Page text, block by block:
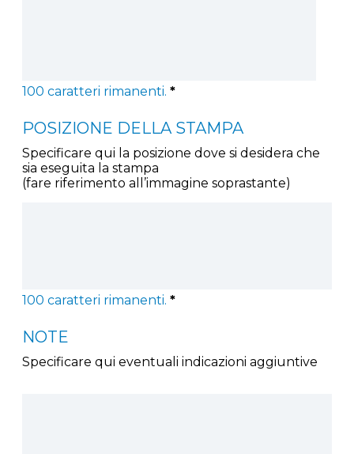
100 caratteri rimanenti. *
POSIZIONE DELLA STAMPA
Specificare qui la posizione dove si desidera che
sia eseguita la stampa
(fare riferimento all’immagine soprastante)
100 caratteri rimanenti. *
NOTE
Specificare qui eventuali indicazioni aggiuntive